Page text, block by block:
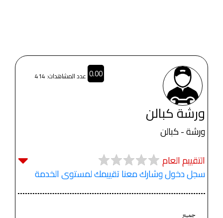
ورشة كبالن
ورشة - كبالن
التقييم العام
سجل دخول وشارك معنا تقييمك لمستوى الخدمة
0.00 عدد المشاهدات: 414